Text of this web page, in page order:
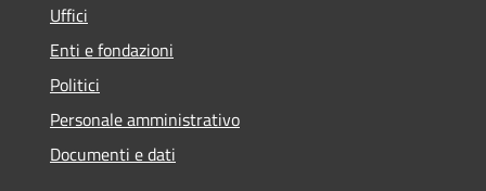
Uffici
Enti e fondazioni
Politici
Personale amministrativo
Documenti e dati